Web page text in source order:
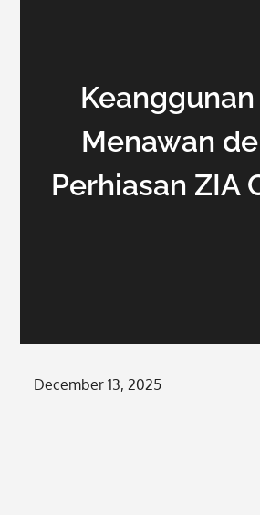
Menawan
Perhiasan ZIA
Posted
December 13, 2025